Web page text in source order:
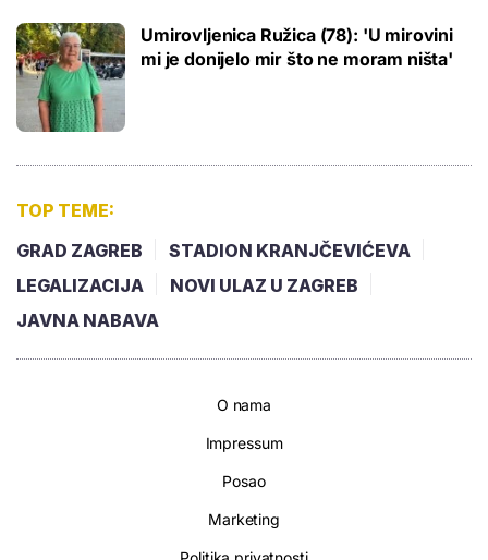
Umirovljenica Ružica (78): 'U mirovini
mi je donijelo mir što ne moram ništa'
TOP TEME:
GRAD ZAGREB
STADION KRANJČEVIĆEVA
LEGALIZACIJA
NOVI ULAZ U ZAGREB
JAVNA NABAVA
O nama
Impressum
Posao
Marketing